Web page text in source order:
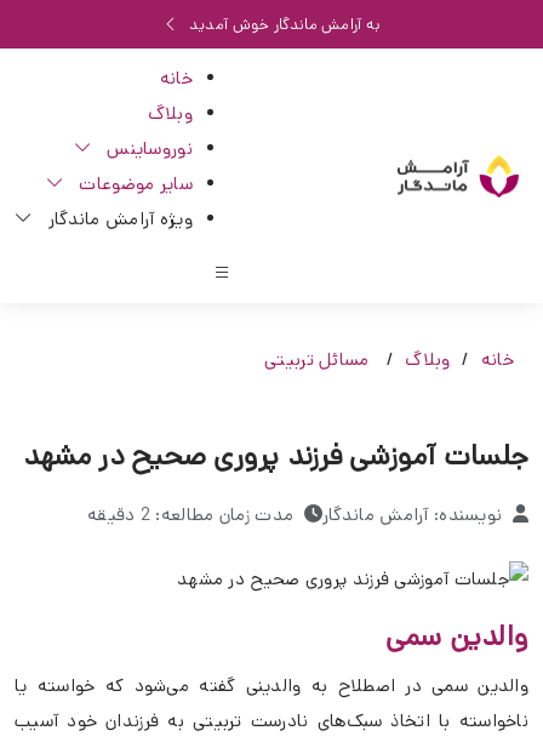
به آرامش ماندگار خوش آمدید
خانه
وبلاگ
نوروساینس
سایر موضوعات
ویژه آرامش ماندگار
خانه وبلاگ مسائل تربیتی
جلسات آموزشی فرزند پروری صحیح در مشهد
نویسنده: آرامش ماندگار مدت زمان مطالعه: 2 دقیقه
والدین سمی
والدین سمی در اصطلاح به والدینی گفته می‌شود که خواسته یا
ناخواسته با اتخاذ سبک‌های نادرست تربیتی به فرزندان خود آسیب